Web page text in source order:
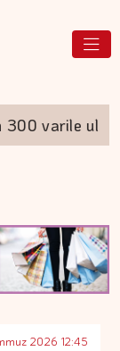
varile ulaştı
2026 12:45